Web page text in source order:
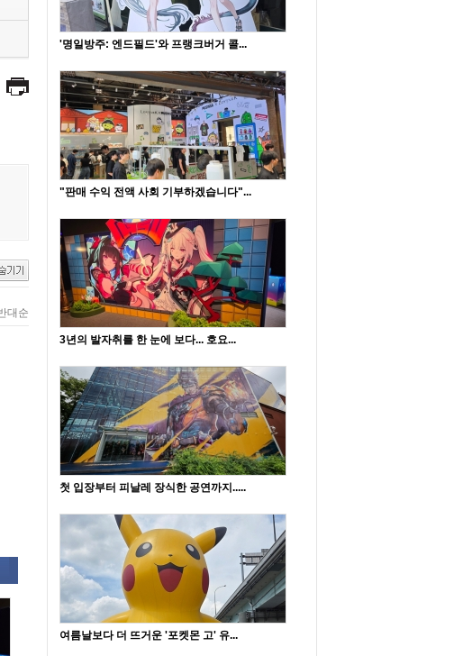
'명일방주: 엔드필드'와 프랭크버거 콜...
"판매 수익 전액 사회 기부하겠습니다"...
3년의 발자취를 한 눈에 보다... 호요...
첫 입장부터 피날레 장식한 공연까지.....
여름날보다 더 뜨거운 '포켓몬 고' 유...